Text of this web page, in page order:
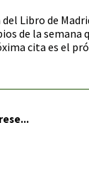
Libro de
de la semana
cita es el